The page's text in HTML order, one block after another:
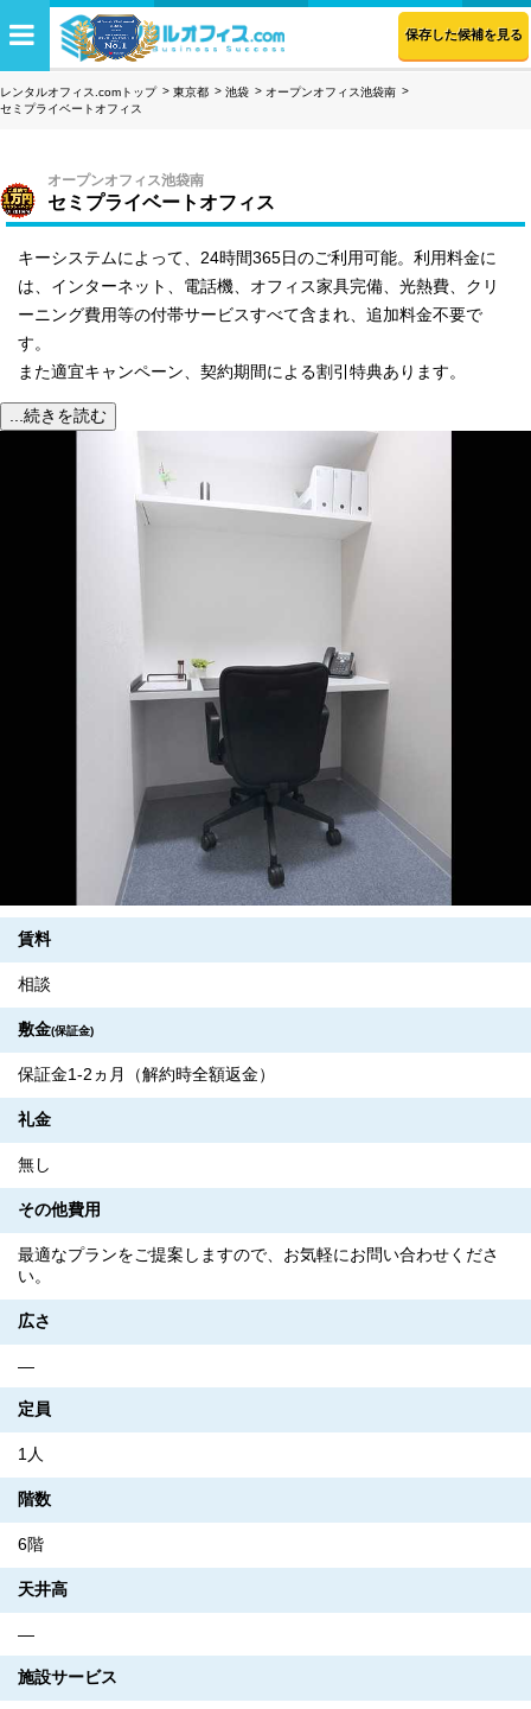
保存した候補を見る
レンタルオフィス.comトップ 東京都 池袋
オープンオフィス池袋南
セミプライベートオフィス
オープンオフィス池袋南
セミプライベートオフィス
キーシステムによって、24時間365日のご利用可能。利用料金に
は、インターネット、電話機、オフィス家具完備、光熱費、クリ
ーニング費用等の付帯サービスすべて含まれ、追加料金不要で
す。
また適宜キャンペーン、契約期間による割引特典あります。
...続きを読む
賃料
相談
敷金(保証金)
保証金1-2ヵ月（解約時全額返金）
礼金
無し
その他費用
最適なプランをご提案しますので、お気軽にお問い合わせくださ
い。
広さ
―
定員
1人
階数
6階
天井高
―
施設サービス